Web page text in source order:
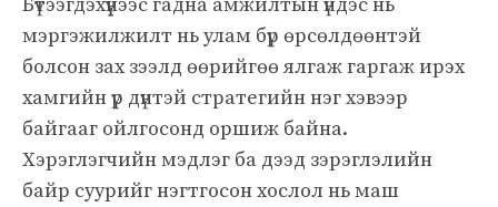
мэргэжилжилт нь улам бүр өрсөлдөөнтэй
болсон зах зээлд өөрийгөө ялгаж гаргаж ирэх
хамгийн үр дүнтэй стратегийн нэг хэвээр
байгааг ойлгосонд оршиж байна.
Хэрэглэгчийн мэдлэг ба дээд зэрэглэлийн
байр суурийг нэгтгосон хослол нь маш